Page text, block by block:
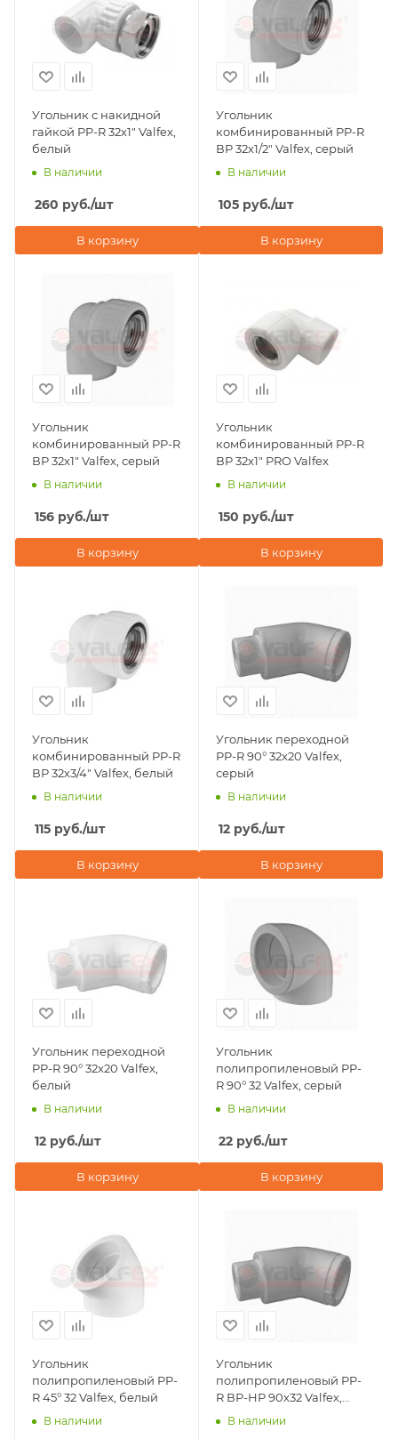
Угольник с накидной
гайкой PP-R 32х1" Valfex,
белый
В наличии
260 руб./шт
В корзину
Угольник
комбинированный PP-R
ВР 32х1/2" Valfex, серый
В наличии
105 руб./шт
В корзину
Угольник
комбинированный PP-R
ВР 32х1" Valfex, серый
В наличии
156 руб./шт
В корзину
Угольник
комбинированный PP-R
ВР 32х1" PRO Valfex
В наличии
150 руб./шт
В корзину
Угольник
комбинированный PP-R
ВР 32х3/4" Valfex, белый
В наличии
115 руб./шт
В корзину
Угольник переходной
PP-R 90° 32х20 Valfex,
серый
В наличии
12 руб./шт
В корзину
Угольник переходной
PP-R 90° 32х20 Valfex,
белый
В наличии
12 руб./шт
В корзину
Угольник
полипропиленовый PP-
R 90° 32 Valfex, серый
В наличии
22 руб./шт
В корзину
Угольник
полипропиленовый PP-
R 45° 32 Valfex, белый
В наличии
Угольник
полипропиленовый PP-
R ВР-НР 90х32 Valfex,
серый
В наличии